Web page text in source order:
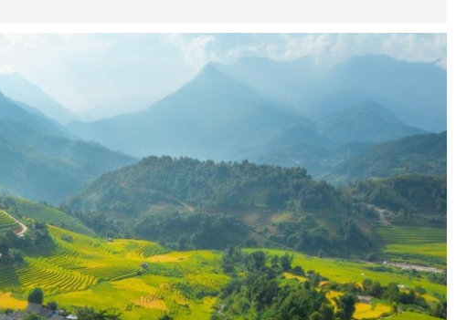
vực cấp cứu, điều trị đột quỵ
lại khai thác vào ngày 19/8
Của Các Loài Nhân Sâm (Panax Spp.): Tổng
quốc